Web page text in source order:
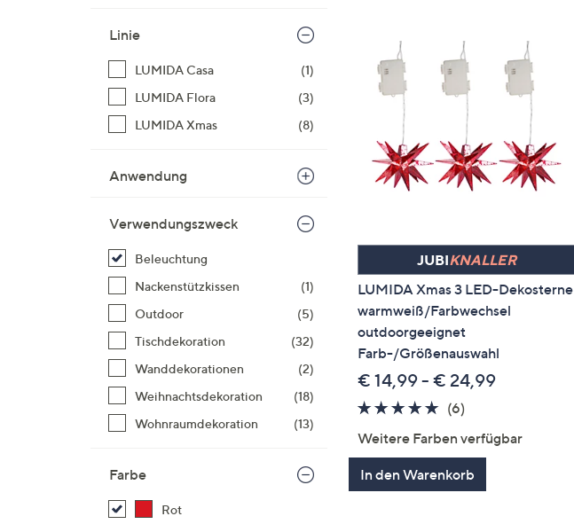
Touch-
Geräten
nach
links
bzw.
rechts,
um
Linie
LUMIDA Casa
(1)
LUMIDA Flora
(3)
LUMIDA Xmas
(8)
Anwendung
Verwendungszweck
Beleuchtung
Nackenstützkissen
(1)
Outdoor
(5)
Tischdekoration
(32)
Wanddekorationen
(2)
Weihnachtsdekoration
(18)
Wohnraumdekoration
(13)
Farbe
Rot
JUBIKNALLER
LUMIDA Xmas 3 LED-Dekosterne
warmweiß/Farbwechsel
outdoorgeeignet
Farb-/Größenauswahl
€ 14,99 - € 24,99
5.0
5
(6)6
Weitere Farben verfügbar
In den Warenkorb